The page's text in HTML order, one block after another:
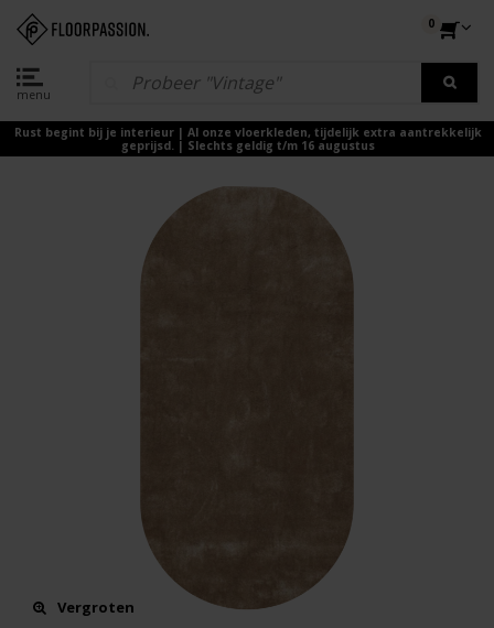
menu
0
Rust begint bij je interieur | Al onze vloerkleden, tijdelijk extra aantrekkelijk
geprijsd. | Slechts geldig t/m 16 augustus
Vergroten